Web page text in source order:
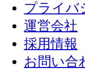
プライバ
運営会社
採用情報
お問い合